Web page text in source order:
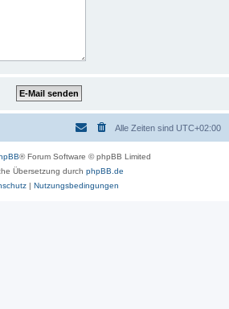
Alle Zeiten sind UTC+02:00
® Forum Software © phpBB Limited
Übersetzung durch phpBB.de
| Nutzungsbedingungen